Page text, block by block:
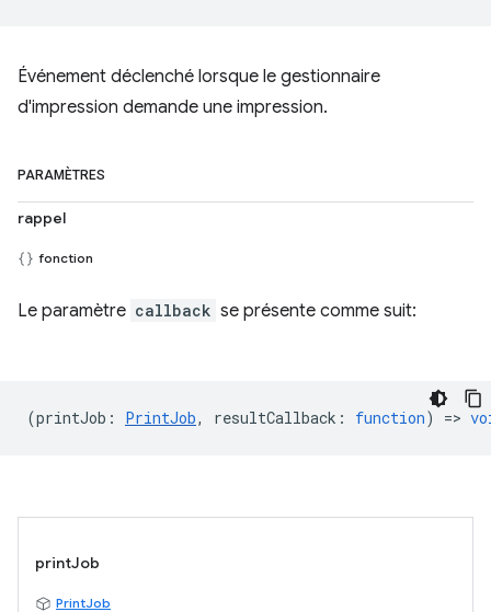
Événement déclenché lorsque le gestionnaire
d'impression demande une impression.
PARAMÈTRES
rappel
fonction
Le paramètre callback se présente comme suit:
(printJob : PrintJob, resultCallback : function) =>
printJob
PrintJob